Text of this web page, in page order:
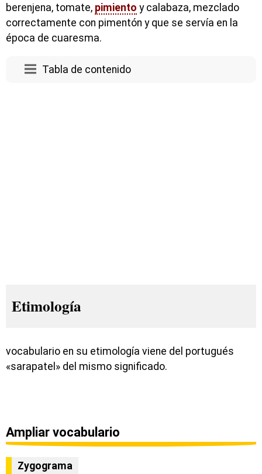
berenjena, tomate, pimiento y calabaza, mezclado
correctamente con pimentón y que se servía en la
época de cuaresma.
Tabla de contenido
Etimología
vocabulario en su etimología viene del portugués
«sarapatel» del mismo significado.
Ampliar vocabulario
Zygograma